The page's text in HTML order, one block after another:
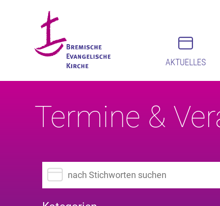
AKTUELLES
Termine &
Suchbegriff eingeben